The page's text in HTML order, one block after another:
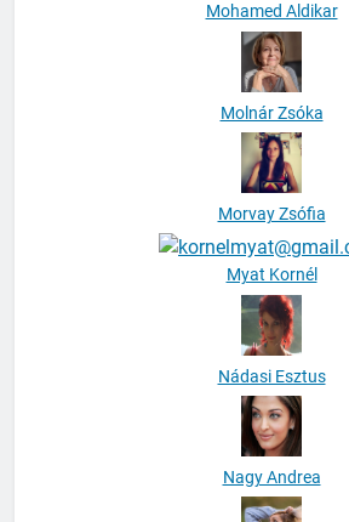
Mohamed Aldikar
Molnár Zsóka
Morvay Zsófia
Myat Kornél
Nádasi Esztus
Nagy Andrea